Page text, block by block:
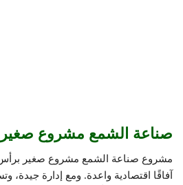
صناعة الشمع مشروع
مشروع صناعة الشمع مشروع صغير برأس
آفاقًا اقتصادية واعدة. ومع إدارة جيدة،